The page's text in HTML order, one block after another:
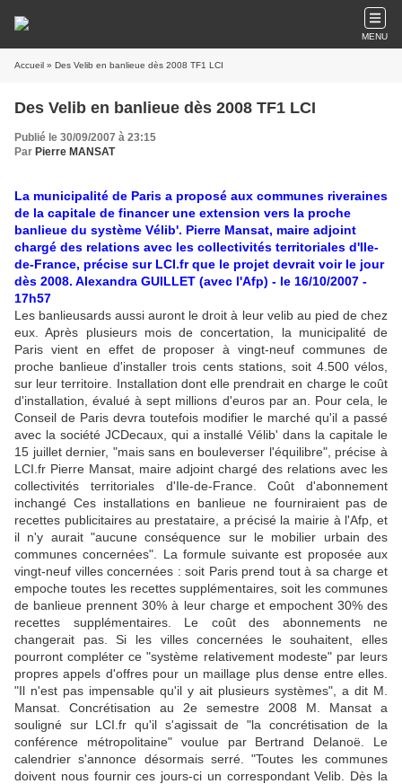
MENU
Accueil » Des Velib en banlieue dès 2008 TF1 LCI
Des Velib en banlieue dès 2008 TF1 LCI
Publié le 30/09/2007 à 23:15
Par Pierre MANSAT
La municipalité de Paris a proposé aux communes riveraines
de la capitale de financer une extension vers la proche
banlieue du système Vélib'. Pierre Mansat, maire adjoint
chargé des relations avec les collectivités territoriales d'Ile-
de-France, précise sur LCI.fr que le projet devrait voir le jour
dès 2008. Alexandra GUILLET (avec l'Afp) - le 16/10/2007 -
17h57
Les banlieusards aussi auront le droit à leur velib au pied de chez
eux. Après plusieurs mois de concertation, la municipalité de
Paris vient en effet de proposer à vingt-neuf communes de
proche banlieue d'installer trois cents stations, soit 4.500 vélos,
sur leur territoire. Installation dont elle prendrait en charge le coût
d'installation, évalué à sept millions d'euros par an. Pour cela, le
Conseil de Paris devra toutefois modifier le marché qu'il a passé
avec la société JCDecaux, qui a installé Vélib' dans la capitale le
15 juillet dernier, "mais sans en bouleverser l'équilibre", précise à
LCI.fr Pierre Mansat, maire adjoint chargé des relations avec les
collectivités territoriales d'Ile-de-France. Coût d'abonnement
inchangé Ces installations en banlieue ne fourniraient pas de
recettes publicitaires au prestataire, a précisé la mairie à l'Afp, et
il n'y aurait "aucune conséquence sur le mobilier urbain des
communes concernées". La formule suivante est proposée aux
vingt-neuf villes concernées : soit Paris prend tout à sa charge et
empoche toutes les recettes supplémentaires, soit les communes
de banlieue prennent 30% à leur charge et empochent 30% des
recettes supplémentaires. Le coût des abonnements ne
changerait pas. Si les villes concernées le souhaitent, elles
pourront compléter ce "système relativement modeste" par leurs
propres appels d'offres pour un maillage plus dense entre elles.
"Il n'est pas impensable qu'il y ait plusieurs systèmes", a dit M.
Mansat. Concrétisation au 2e semestre 2008 M. Mansat a
souligné sur LCI.fr qu'il s'agissait de "la concrétisation de la
conférence métropolitaine" voulue par Bertrand Delanoë. Le
calendrier s'annonce désormais serré. "Toutes les communes
doivent nous fournir ces jours-ci un correspondant Velib. Dès la